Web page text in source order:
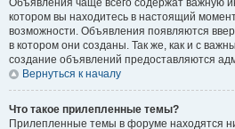
Объявления чаще всего содержат важную
котором вы находитесь в настоящий
возможности. Объявления появляются
в котором они созданы. Так же, как и с
создание объявлений предоставляются
Вернуться к началу
Что такое прилепленные темы?
Прилепленные темы в форуме находятся